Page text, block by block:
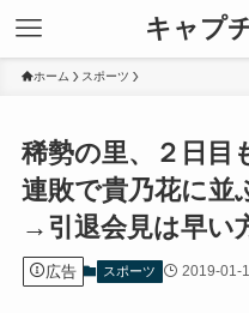
キャプ
ホーム スポーツ
稀勢の里、２日目
連敗で貴乃花に並
→引退会見は早い
広告 スポーツ 2019-01-